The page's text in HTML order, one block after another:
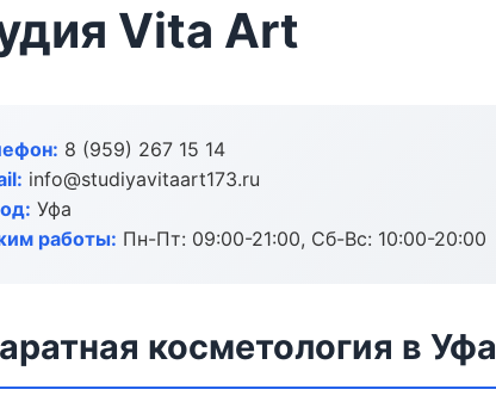
Vita Art
8 (959) 267 15 14
info@studiyavitaart173.ru
Уфа
работы: Пн-Пт: 09:00-21:00, Сб-Вс: 10:00-20:00
косметология в Уфа